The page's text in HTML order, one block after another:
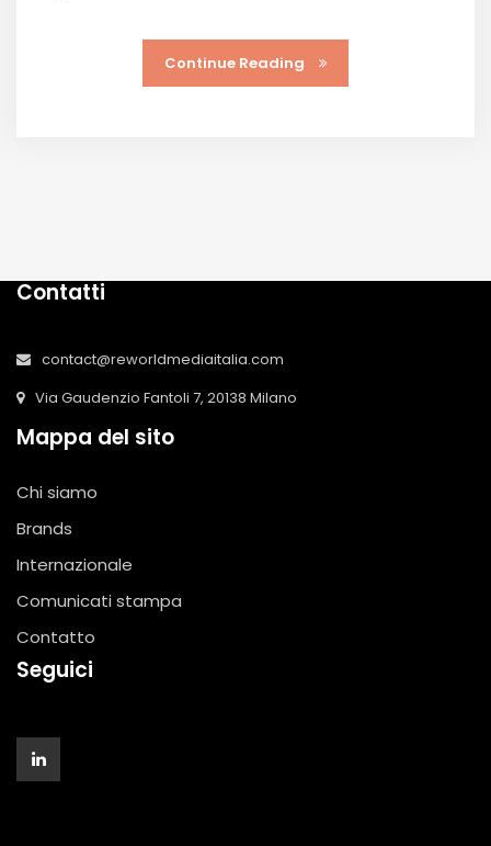
Continue Reading
Contatti
contact@reworldmediaitalia.com
Via Gaudenzio Fantoli 7, 20138 Milano
Mappa del sito
Chi siamo
Brands
Internazionale
Comunicati stampa
Contatto
Seguici